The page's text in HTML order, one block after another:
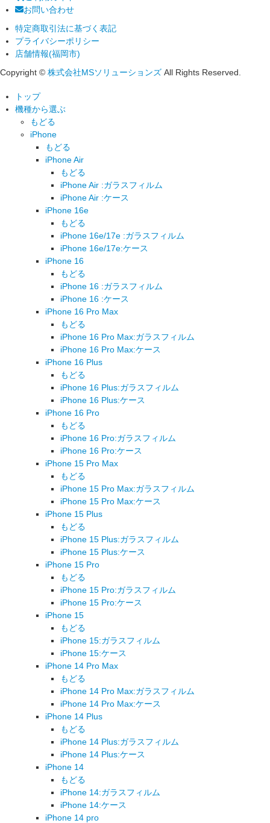
お問い合わせ
特定商取引法に基づく表記
プライバシーポリシー
店舗情報(福岡市)
Copyright © 株式会社MSソリューションズ All Rights Reserved.
トップ
機種から選ぶ
もどる
iPhone
もどる
iPhone Air
もどる
iPhone Air :ガラスフィルム
iPhone Air :ケース
iPhone 16e
もどる
iPhone 16e/17e :ガラスフィルム
iPhone 16e/17e:ケース
iPhone 16
もどる
iPhone 16 :ガラスフィルム
iPhone 16 :ケース
iPhone 16 Pro Max
もどる
iPhone 16 Pro Max:ガラスフィルム
iPhone 16 Pro Max:ケース
iPhone 16 Plus
もどる
iPhone 16 Plus:ガラスフィルム
iPhone 16 Plus:ケース
iPhone 16 Pro
もどる
iPhone 16 Pro:ガラスフィルム
iPhone 16 Pro:ケース
iPhone 15 Pro Max
もどる
iPhone 15 Pro Max:ガラスフィルム
iPhone 15 Pro Max:ケース
iPhone 15 Plus
もどる
iPhone 15 Plus:ガラスフィルム
iPhone 15 Plus:ケース
iPhone 15 Pro
もどる
iPhone 15 Pro:ガラスフィルム
iPhone 15 Pro:ケース
iPhone 15
もどる
iPhone 15:ガラスフィルム
iPhone 15:ケース
iPhone 14 Pro Max
もどる
iPhone 14 Pro Max:ガラスフィルム
iPhone 14 Pro Max:ケース
iPhone 14 Plus
もどる
iPhone 14 Plus:ガラスフィルム
iPhone 14 Plus:ケース
iPhone 14
もどる
iPhone 14:ガラスフィルム
iPhone 14:ケース
iPhone 14 pro